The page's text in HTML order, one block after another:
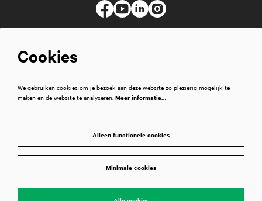
Cookies
We gebruiken cookies om je bezoek aan deze website zo plezierig mogelijk te
maken en de website te analyseren. Meer informatie…
Alleen functionele cookies
Minimale cookies